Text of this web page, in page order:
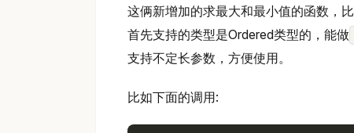
这俩新增加的求最大和最小值的函数，比
首先支持的类型是Ordered类型的，能做
支持不定长参数，方便使用。
比如下面的调用: